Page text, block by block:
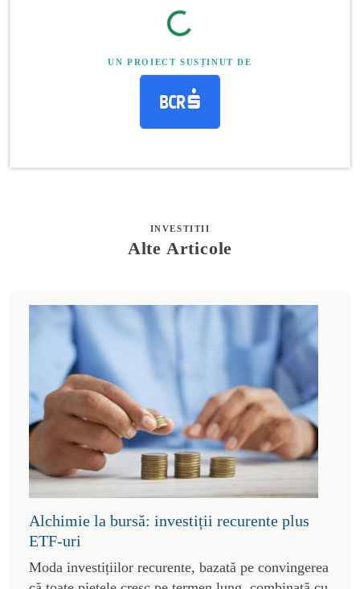
UN PROIECT SUSȚINUT DE
INVESTITII
Alte Articole
Alchimie la bursă: investiții recurente plus
ETF-uri
Moda investițiilor recurente, bazată pe convingerea